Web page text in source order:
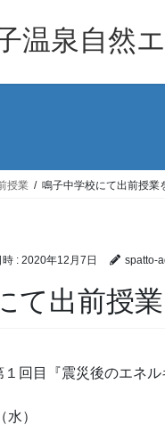
温泉自然
授業 鳴子中学校にて出前授業
時 : 2020年12月7日 spatto-
て出前授
回目『震災後のエネル
）